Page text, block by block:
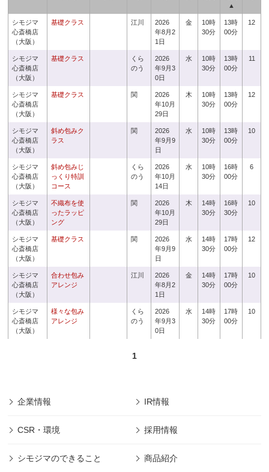
▲
シモジマ
心斎橋店
（大阪）
基礎クラス 江川
2026
年8月2
1日
金
10時
30分
13時
00分
12
シモジマ
心斎橋店
（大阪）
基礎クラス
くら
のう
2026
年9月3
0日
水
10時
30分
13時
00分
11
シモジマ
心斎橋店
（大阪）
基礎クラス 関
2026
年10月
29日
木
10時
30分
13時
00分
12
シモジマ
心斎橋店
（大阪）
斜め包みク
ラス
関
2026
年9月9
日
水
10時
30分
13時
00分
10
シモジマ
心斎橋店
（大阪）
斜め包みじ
っくり特訓
コース
くら
のう
2026
年10月
14日
水
10時
30分
16時
00分
6
シモジマ
心斎橋店
（大阪）
不織布を使
ったラッピ
ング
関
2026
年10月
29日
木
14時
30分
16時
30分
10
シモジマ
心斎橋店
（大阪）
基礎クラス 関
2026
年9月9
日
水
14時
30分
17時
00分
12
シモジマ
心斎橋店
（大阪）
合わせ包み
アレンジ
江川
2026
年8月2
1日
金
14時
30分
17時
00分
10
シモジマ
心斎橋店
（大阪）
様々な包み
アレンジ
くら
のう
2026
年9月3
0日
水
14時
30分
17時
00分
10
1
企業情報 IR情報
CSR・環境 採用情報
シモジマのできること 商品紹介